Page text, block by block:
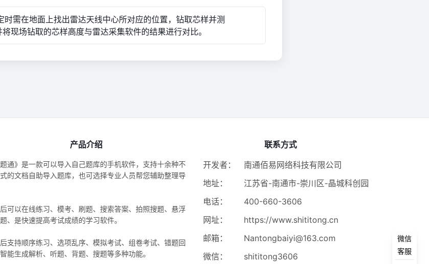
时需在地面上找出雷达天线中心所对应的位置，钻取芯样并测
现场钻取的芯样高度与雷达采集软件的结果进行对比。
产品介绍
题通》是一款可以导入自己题库的手机软件，支持十余种不
的文档自助导入题库，也可选择专业人员帮您辅助整理导
可以在线练习、模考、刷题、搜索答案、拍照搜题、悬浮
、是快速提高考试成绩的学习软件。
支持顺序练习、选项乱序、模拟考试、组卷考试、错题回
能生成解析、听题、背题、搜题等多种功能。
联系方式
开发者：
南通佰易网络科技有限公司
地址：
江苏省-南通市-崇川区-晶城科创园
电话：
400-660-3606
网址：
https://www.shititong.cn
邮箱：
Nantongbaiyi@163.com
微信：
shititong3606
微信
客服